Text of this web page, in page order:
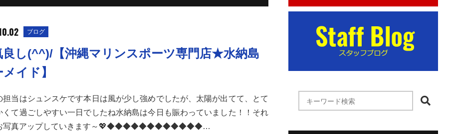
ブログ
良し(^^)/【沖縄マリンスポーツ専門店★水納島
イド】
担当はシュンスケです本日は風が少し強めでしたが、太陽が出てて、とて
くて過ごしやすい一日でしたね水納島は今日も賑わっていました！！それ
写真アップしていきます～💖◆◆◆◆◆◆◆◆◆◆◆◆…